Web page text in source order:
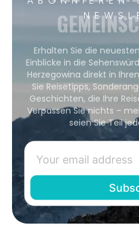
Erhalten Sie die
Einblicke in die
Herzegowina direkt in
Sie Reisetipps,
Geschichten, die Ihre
Verpassen Sie nichts –
seien Sie Teil